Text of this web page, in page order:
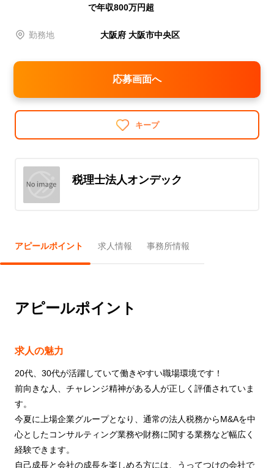
で年収800万円超
勤務地 大阪府 大阪市中央区
応募画面へ
キープ
税理士法人オンデック
アピールポイント 求人情報 事務所情報
アピールポイント
求人の魅力
20代、30代が活躍していて働きやすい職場環境です！
前向きな人、チャレンジ精神がある人が正しく評価されていま
す。
今夏に上場企業グループとなり、通常の法人税務からM&Aを中
心としたコンサルティング業務や財務に関する業務など幅広く
経験できます。
自己成長と会社の成長を楽しめる方には、うってつけの会社で